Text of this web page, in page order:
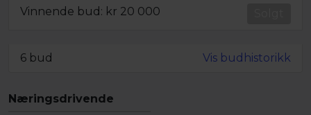
Vinnende bud: kr 20 000
6 bud Vis budhistorikk
Næringsdrivende